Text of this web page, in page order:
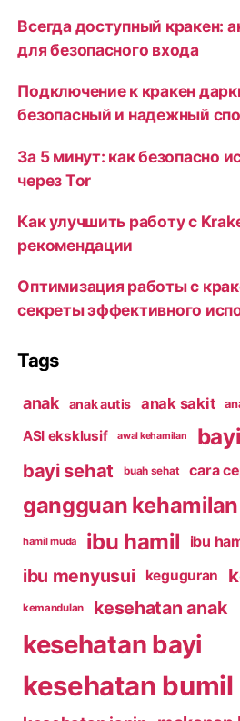
Всегда доступный кракен:
для безопасного входа
Подключение к кракен
безопасный и надежный
За 5 минут: как безопасно
через Tor
Как улучшить работу с
рекомендации
Оптимизация работы с
секреты эффективного
Tags
anak anak autis anak sakit
ASI eksklusif
awal kehamilan bayi
bayi sehat buah sehat cara
gangguan kehamilan
hamil muda ibu hamil ibu
ibu menyusui keguguran
kemandulan kesehatan anak
kesehatan bayi
kesehatan bumil